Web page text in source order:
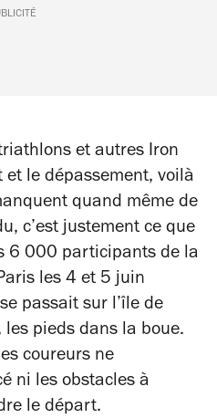
et autres Iron
et le dépassement, voilà
quand même de
c’est justement ce que
6 000 participants de la
les 4 et 5 juin
passait sur l’île de
pieds dans la boue.
coureurs ne
ni les obstacles à
le départ.